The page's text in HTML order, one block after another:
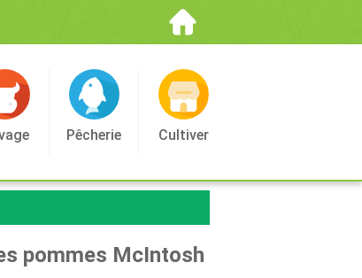
Pêcherie Cultiver
pommes McIntosh